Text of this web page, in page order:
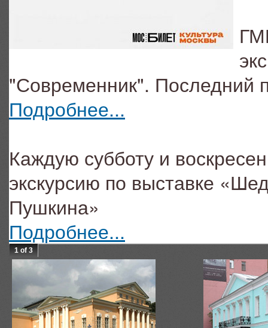
"Современник". Последний
Подробнее...
Каждую субботу и
экскурсию по выставке
Пушкина»
Подробнее...
1 of 3